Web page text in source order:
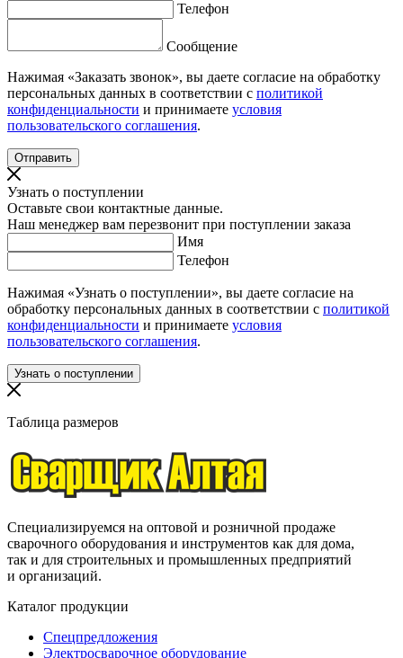
Телефон
Сообщение
Нажимая «Заказать звонок», вы даете согласие на обработку
персональных данных в соответствии с политикой
конфиденциальности и принимаете условия
пользовательского соглашения.
Узнать о поступлении
Оставьте свои контактные данные.
Наш менеджер вам перезвонит при поступлении заказа
Имя
Телефон
Нажимая «Узнать о поступлении», вы даете согласие на
обработку персональных данных в соответствии с политикой
конфиденциальности и принимаете условия
пользовательского соглашения.
Таблица размеров
Специализируемся на оптовой и розничной продаже
сварочного оборудования и инструментов как для дома,
так и для строительных и промышленных предприятий
и организаций.
Каталог продукции
Спецпредложения
Электросварочное оборудование